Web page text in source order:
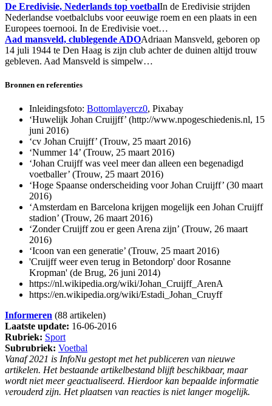
De Eredivisie, Nederlands top voetbalIn de Eredivisie strijden
Nederlandse voetbalclubs voor eeuwige roem en een plaats in een
Europees toernooi. In de Eredivisie voet…
Aad mansveld, clublegende ADOAdriaan Mansveld, geboren op
14 juli 1944 te Den Haag is zijn club achter de duinen altijd trouw
gebleven. Aad Mansveld is simpelw…
Bronnen en referenties
Inleidingsfoto: Bottomlayercz0, Pixabay
‘Huwelijk Johan Cruijjff’ (http://www.npogeschiedenis.nl, 15
juni 2016)
‘cv Johan Cruijff’ (Trouw, 25 maart 2016)
‘Nummer 14’ (Trouw, 25 maart 2016)
‘Johan Cruijff was veel meer dan alleen een begenadigd
voetballer’ (Trouw, 25 maart 2016)
‘Hoge Spaanse onderscheiding voor Johan Cruijff’ (30 maart
2016)
‘Amsterdam en Barcelona krijgen mogelijk een Johan Cruijff
stadion’ (Trouw, 26 maart 2016)
‘Zonder Cruijff zou er geen Arena zijn’ (Trouw, 26 maart
2016)
‘Icoon van een generatie’ (Trouw, 25 maart 2016)
'Cruijff weer even terug in Betondorp' door Rosanne
Kropman' (de Brug, 26 juni 2014)
https://nl.wikipedia.org/wiki/Johan_Cruijff_ArenA
https://en.wikipedia.org/wiki/Estadi_Johan_Cruyff
Informeren (88 artikelen)
Laatste update: 16-06-2016
Rubriek: Sport
Subrubriek: Voetbal
Vanaf 2021 is InfoNu gestopt met het publiceren van nieuwe
artikelen. Het bestaande artikelbestand blijft beschikbaar, maar
wordt niet meer geactualiseerd. Hierdoor kan bepaalde informatie
verouderd zijn. Het plaatsen van reacties is niet langer mogelijk.